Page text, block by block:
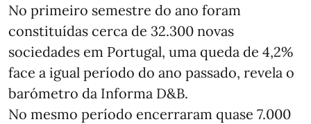
No primeiro semestre do ano foram
constituídas cerca de 32.300 novas
sociedades em Portugal, uma queda de 4,2%
face a igual período do ano passado, revela o
barómetro da Informa D&B.
No mesmo período encerraram quase 7.000